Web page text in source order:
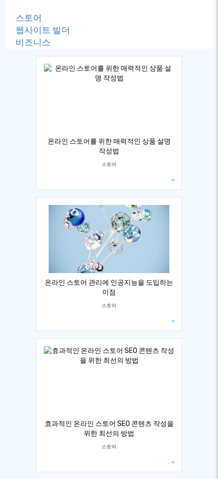
스토어
웹사이트 빌더
비즈니스
온라인 스토어를 위한 매력적인 상품 설명
작성법
스토어
온라인 스토어 관리에 인공지능을 도입하는
이점
스토어
효과적인 온라인 스토어 SEO 콘텐츠 작성을
위한 최선의 방법
스토어